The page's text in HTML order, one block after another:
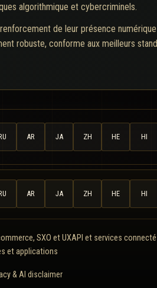
algorithmique et cybercriminels.
de leur présence
robuste, conforme aux meilleurs
AR JA ZH HE HI
AR JA ZH HE HI
SXO et UXAPI et services
et applications
& AI disclaimer